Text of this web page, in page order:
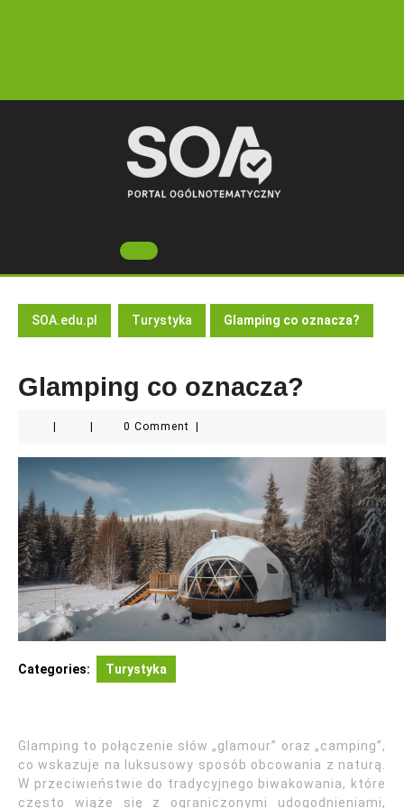
Open
Button
SOA.edu.pl Turystyka Glamping co oznacza?
Glamping co oznacza?
0 Comment
Categories: Turystyka
Glamping to połączenie słów „glamour” oraz „camping”,
co wskazuje na luksusowy sposób obcowania z naturą.
W przeciwieństwie do tradycyjnego biwakowania, które
często wiąże się z ograniczonymi udogodnieniami,